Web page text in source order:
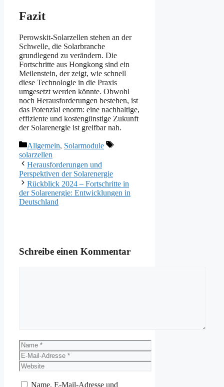
Fazit
Perowskit-Solarzellen stehen an der
Schwelle, die Solarbranche
grundlegend zu verändern. Die
Fortschritte aus Hongkong sind ein
Meilenstein, der zeigt, wie schnell
diese Technologie in die Praxis
umgesetzt werden könnte. Obwohl
noch Herausforderungen bestehen, ist
das Potenzial enorm: eine nachhaltige,
effiziente und kostengünstige Zukunft
der Solarenergie ist greifbar nah.
Kategorien
Allgemein, Solarmodule
Schlagwörter
solarzellen
Herausforderungen und
Perspektiven der Solarenergie
Rückblick 2024 – Fortschritte in
der Solarenergie: Entwicklungen in
Deutschland
Schreibe einen Kommentar
Name
E-
Mail-
Adresse
Website
Name, E-Mail-Adresse und